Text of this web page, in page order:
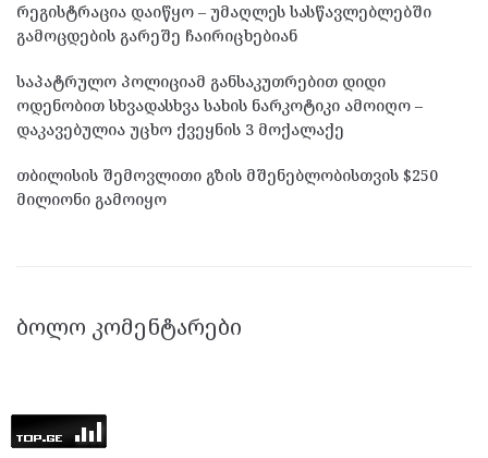
რეგისტრაცია დაიწყო – უმაღლეს სასწავლებლებში
გამოცდების გარეშე ჩაირიცხებიან
საპატრულო პოლიციამ განსაკუთრებით დიდი
ოდენობით სხვადასხვა სახის ნარკოტიკი ამოიღო –
დაკავებულია უცხო ქვეყნის 3 მოქალაქე
თბილისის შემოვლითი გზის მშენებლობისთვის $250
მილიონი გამოიყო
ᲑᲝᲚᲝ ᲙᲝᲛᲔᲜᲢᲐᲠᲔᲑᲘ